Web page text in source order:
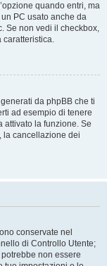
quando entri, ma
PC usato anche da
Se non vedi il checkbox,
caratteristica.
da phpBB che ti
ad esempio di tenere
attivato la funzione. Se
la cancellazione dei
conservate nel
di Controllo Utente;
non essere